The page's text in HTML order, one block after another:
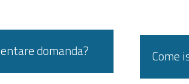
domanda? Come